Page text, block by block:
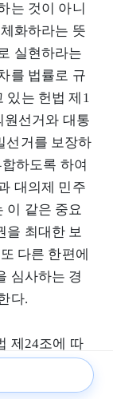
는 것이 아니
화하라는 뜻
실현하라는
를 법률로 규
있는 헌법 제1
원선거와 대통
선거를 보장하
하도록 하여
대의제 민주
이 같은 중요
을 최대한 보
다른 한편에
심사하는 경
다.
제24조에 따
조 제2항의
는 공공복리